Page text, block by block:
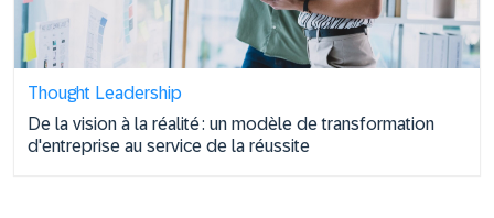
Thought Leadership
De la vision à la réalité : un modèle de transformation
d'entreprise au service de la réussite